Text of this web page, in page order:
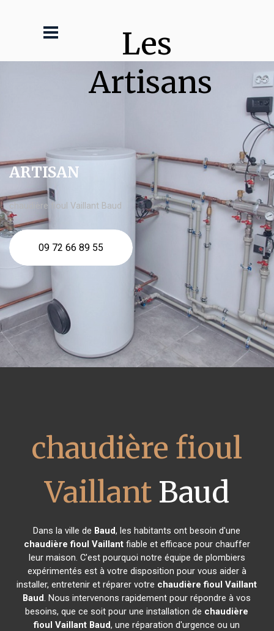
Les
Artisans
ARTISAN
chaudière fioul Vaillant Baud
09 72 66 89 55
chaudière fioul
VaillantBaud
Dans la ville de Baud, les habitants ont besoin d'une
chaudière fioul Vaillantfiable et efficace pour chauffer
leur maison. C'est pourquoi notre équipe de plombiers
expérimentés est à votre disposition pour vous aider à
installer, entretenir et réparer votre chaudière fioul Vaillant
Baud. Nous intervenons rapidement pour répondre à vos
besoins, que ce soit pour une installation de chaudière
fioul Vaillant Baud, une réparation d'urgence ou un